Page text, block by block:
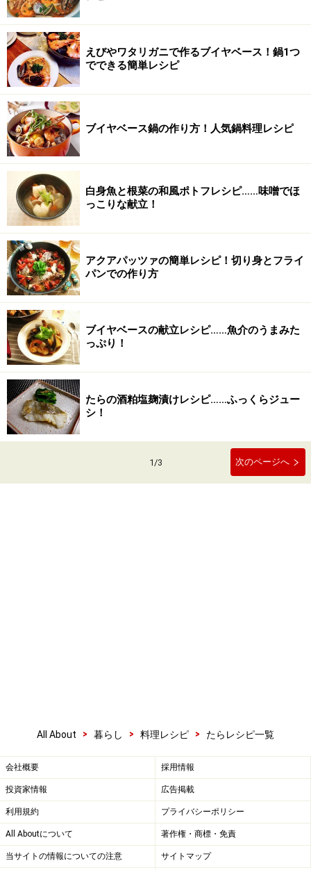
えびやワタリガニで作るブイヤベース！鍋1つ
でできる簡単レシピ
ブイヤベース鍋の作り方！人気鍋料理レシピ
白身魚と根菜の和風ポトフレシピ……味噌でほ
っこりな献立！
アクアパッツァの簡単レシピ！切り身とフライ
パンでの作り方
ブイヤベースの献立レシピ……魚介のうまみた
っぷり！
たらの酒粕塩麹漬けレシピ……ふっくらジュー
シ！
1/3 次のページへ
All About > 暮らし > 料理レシピ > たらレシピ一覧
会社概要 採用情報
投資家情報 広告掲載
利用規約 プライバシーポリシー
All Aboutについて 著作権・商標・免責
当サイトの情報についての注意 サイトマップ